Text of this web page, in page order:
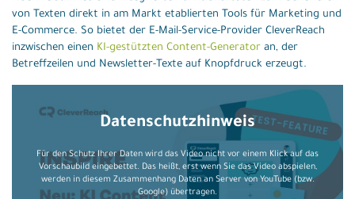
von Texten direkt in am Markt etablierten Tools für Marketing und
E-Commerce. So bietet der E-Mail-Service-Provider CleverReach
inzwischen einen KI-gestützten Content-Generator an, der
Betreffzeilen und Newsletter-Texte auf Knopfdruck erzeugt.
Datenschutzhinweis
Für den Schutz Ihrer Daten wird das Video nicht vor einem Klick auf das
Vorschaubild eingebettet. Das heißt, erst wenn Sie das Video abspielen,
werden in diesem Zusammenhang Daten an Server von YouTube (bzw.
Google) übertragen.